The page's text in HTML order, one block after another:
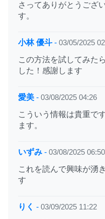
さってありがとうござ
す。
小林 優斗 - 03/05/2025
この方法を試してみた
した！感謝します
愛美 - 03/08/2025 04:26
こういう情報は貴重で
ます。
いずみ - 03/08/2025 06:50
これを読んで興味が湧
す
りく - 03/09/2025 11:22